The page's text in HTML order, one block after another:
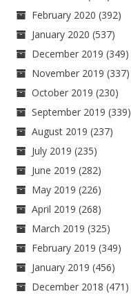
February 2020 (392)
January 2020 (537)
December 2019 (349)
November 2019 (337)
October 2019 (230)
September 2019 (339)
August 2019 (237)
July 2019 (235)
June 2019 (282)
May 2019 (226)
April 2019 (268)
March 2019 (325)
February 2019 (349)
January 2019 (456)
December 2018 (471)